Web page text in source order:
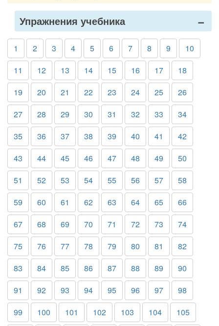
Упражнения учебника
1 2 3 4 5 6 7 8 9
10
11
12 13 14 15 16 17
18
19
20 21 22 23 24 25
26
27
28 29 30 31 32 33
34
35
36 37 38 39 40 41
42
43
44 45 46 47 48 49
50
51
52 53 54 55 56 57
58
59
60 61 62 63 64 65
66
67
68 69 70 71 72 73
74
75
76 77 78 79 80 81
82
83
84 85 86 87 88 89
90
91
92 93 94 95 96 97
98
99
100 101 102 103 104 105